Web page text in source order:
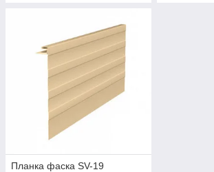
Планка фаска SV-19